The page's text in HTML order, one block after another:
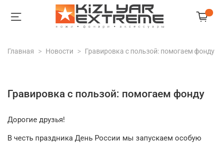
Главная Новости Гравировка с пользой: помогаем фонду
Гравировка с пользой: помогаем фонду
Дорогие друзья!
В честь праздника День России мы запускаем особую